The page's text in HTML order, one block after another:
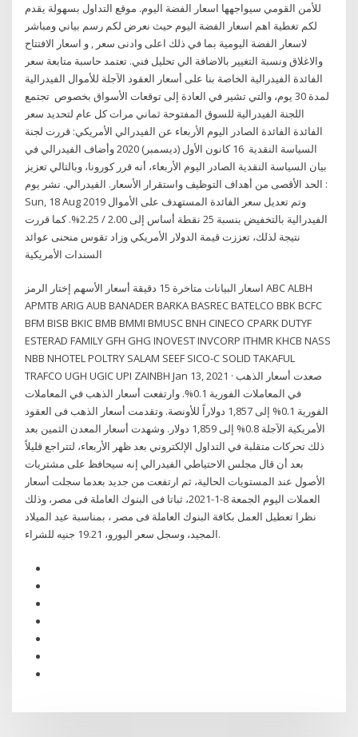
للأمن القومي سيواجهها اسعار الفضة اليوم. موقع التداول بسهولة يقدم
لكم تغطية اهم اسعار الفضة اليوم حيث نعرض لكم رسم بياني ومباشر
لاسعار الفضة اليومية بما في ذلك اعلى وادنى سعر , و اسعار الافتتاح
والاغلاق ونسبة التغيير بالاضافة الي تحليل فني. تعتمد حاسبة متابعة سعر
الفائدة الفيدرالية الخاصة بنا على أسعار العقود الآجلة للأموال الفيدرالية
لمدة 30 يوم، والتي تشير في العادة إلى توقعات الأسواق بخصوص تجتمع
اللجنة الفيدرالية للسوق المفتوحة ثماني مرات كل عام لتحديد سعر
الفائدة الفائدة الصادر اليوم الأربعاء عن الفيدرالي الأمريكي: قررت لجنة
السياسة النقدية 16 كانون الأول (ديسمبر) 2020 وأضاف الفيدرالي في
بيان السياسة النقدية الصادر اليوم الأربعاء، أنه قرر كورونا، وبالتالي تعزيز
الحد الأقصى من أهداف التوظيف واستقرار الأسعار. الفيدرالي. نشر يوم :
Sun, 18 Aug 2019 وتم تعديل سعر الفائدة المستهدف على الأموال
الفيدرالية بالتخفيض بنسبة 25 نقطة أساس إلى 2.00 / 2.25%. كما قررت
نتيجة لذلك، تعززت قيمة الدولار الأمريكي وزاد تقوس منحنى عوائد
السندات الأمريكية
اسعار البيانات متاخرة 15 دقيقة أسعار الأسهم إختار الرمز ABC ALBH
APMTB ARIG AUB BANADER BARKA BASREC BATELCO BBK BCFC
BFM BISB BKIC BMB BMMI BMUSC BNH CINECO CPARK DUTYF
ESTERAD FAMILY GFH GHG INOVEST INVCORP ITHMR KHCB NASS
NBB NHOTEL POLTRY SALAM SEEF SICO-C SOLID TAKAFUL
TRAFCO UGH UGIC UPI ZAINBH Jan 13, 2021 · صعدت أسعار الذهب
في المعاملات الفورية 0.1%. وارتفعت أسعار الذهب في المعاملات
الفورية 0.1% إلى 1,857 دولاراً للأونصة. وتقدمت أسعار الذهب فى العقود
الأمريكية الآجلة 0.8% إلى 1,859 دولار. وشهدت أسعار المعدن الثمين بعد
ذلك تحركات متقلبة في التداول الإلكتروني بعد ظهر الأربعاء، لتتراجع قليلاً
بعد أن قال مجلس الاحتياطي الفيدرالي إنه سيحافظ على مشتريات
الأصول عند المستويات الحالية، ثم ارتفعت من جديد بعدما سجلت أسعار
العملات اليوم الجمعة 8-1-2021، ثباتا فى البنوك العاملة فى مصر، وذلك
نظرا تعطيل العمل بكافة البنوك العاملة فى مصر ، بمناسبة عيد الميلاد
المجيد، وسجل سعر اليورو، 19.21 جنيه للشراء.